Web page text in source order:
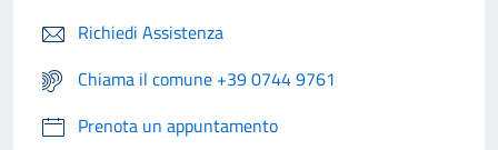
Richiedi Assistenza
Chiama il comune +39 0744 9761
Prenota un appuntamento